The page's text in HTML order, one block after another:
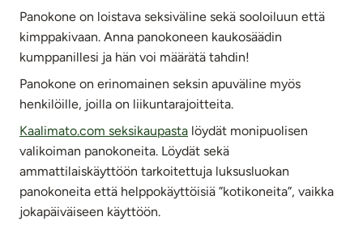
Panokone on loistava seksiväline sekä sooloiluun että
kimppakivaan. Anna panokoneen kaukosäädin
kumppanillesi ja hän voi määrätä tahdin!
Panokone on erinomainen seksin apuväline myös
henkilöille, joilla on liikuntarajoitteita.
Kaalimato.com seksikaupasta löydät monipuolisen
valikoiman panokoneita. Löydät sekä
ammattilaiskäyttöön tarkoitettuja luksusluokan
panokoneita että helppokäyttöisiä ”kotikoneita”, vaikka
jokapäiväiseen käyttöön.